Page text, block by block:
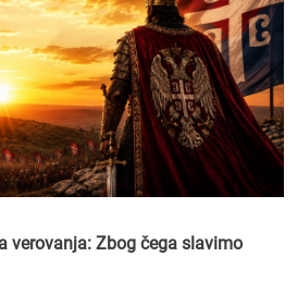
verovanja: Zbog čega slavimo